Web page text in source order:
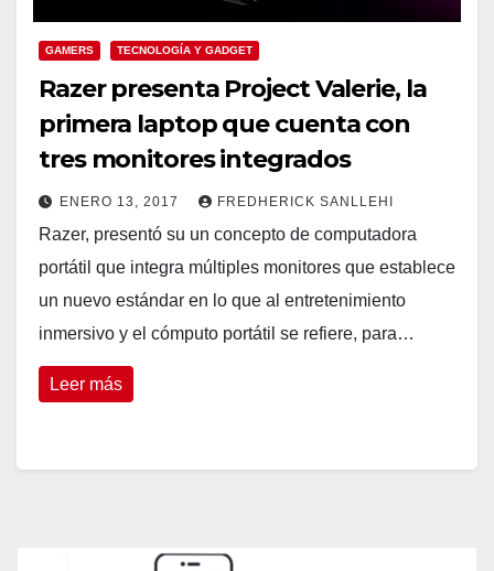
GAMERS TECNOLOGÍA Y GADGET
Razer presenta Project Valerie, la
primera laptop que cuenta con
tres monitores integrados
ENERO 13, 2017 FREDHERICK SANLLEHI
Razer, presentó su un concepto de computadora
portátil que integra múltiples monitores que establece
un nuevo estándar en lo que al entretenimiento
inmersivo y el cómputo portátil se refiere, para…
Leer más